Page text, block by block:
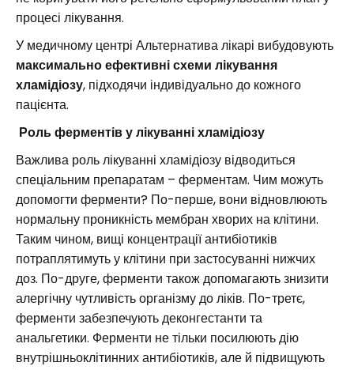
процесі лікування.
У медичному центрі Альтернатива лікарі вибудовують
максимально ефективні схеми лікування
хламідіозу, підходячи індивідуально до кожного
пацієнта.
Роль ферментів у лікуванні хламідіозу
Важлива роль лікуванні хламідіозу відводиться
спеціальним препаратам – ферментам. Чим можуть
допомогти ферменти? По-перше, вони відновлюють
нормальну проникність мембран хворих на клітини.
Таким чином, вищі концентрації антибіотиків
потраплятимуть у клітини при застосуванні нижчих
доз. По-друге, ферменти також допомагають знизити
алергічну чутливість організму до ліків. По-третє,
ферменти забезпечують деконгестанти та
анальгетики. Ферменти не тільки посилюють дію
внутрішньоклітинних антибіотиків, але й підвищують